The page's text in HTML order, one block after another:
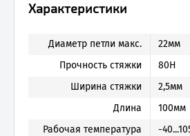
Характеристики
Диаметр петли макс.
22мм
Прочность стяжки
80Н
Ширина стяжки
2,5мм
Длина
100мм
Рабочая температура
-